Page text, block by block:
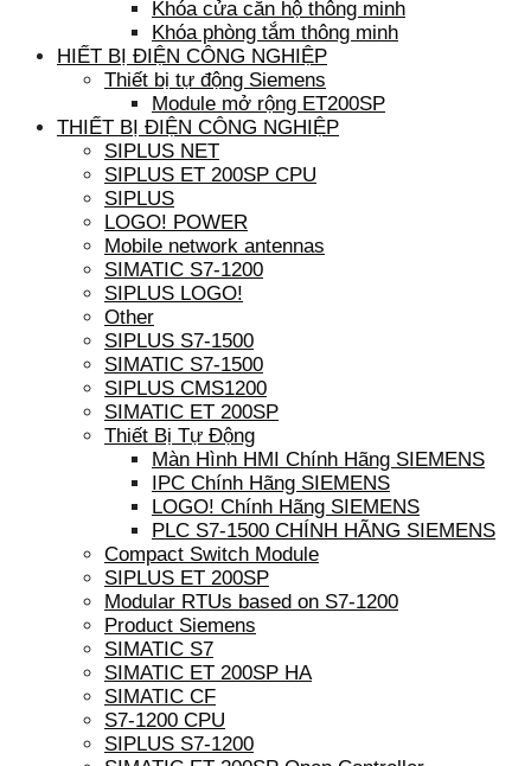
Khóa cửa căn hộ thông minh
Khóa phòng tắm thông minh
HIẾT BỊ ĐIỆN CÔNG NGHIỆP
Thiết bị tự động Siemens
Module mở rộng ET200SP
THIẾT BỊ ĐIỆN CÔNG NGHIỆP
SIPLUS NET
SIPLUS ET 200SP CPU
SIPLUS
LOGO! POWER
Mobile network antennas
SIMATIC S7-1200
SIPLUS LOGO!
Other
SIPLUS S7-1500
SIMATIC S7-1500
SIPLUS CMS1200
SIMATIC ET 200SP
Thiết Bị Tự Động
Màn Hình HMI Chính Hãng SIEMENS
IPC Chính Hãng SIEMENS
LOGO! Chính Hãng SIEMENS
PLC S7-1500 CHÍNH HÃNG SIEMENS
Compact Switch Module
SIPLUS ET 200SP
Modular RTUs based on S7-1200
Product Siemens
SIMATIC S7
SIMATIC ET 200SP HA
SIMATIC CF
S7-1200 CPU
SIPLUS S7-1200